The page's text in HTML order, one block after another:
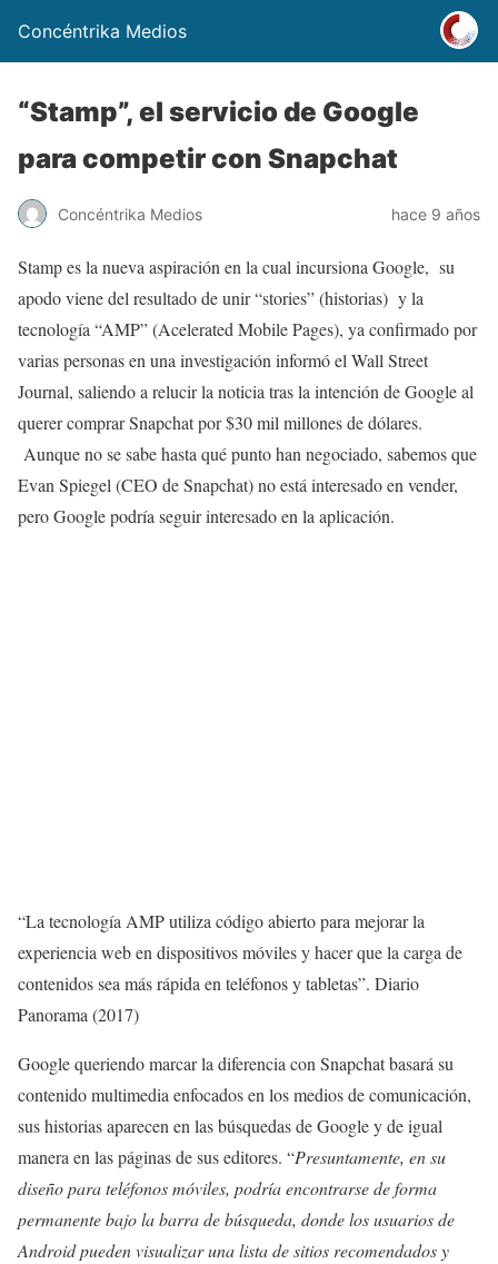
Concéntrika Medios
“Stamp”, el servicio de Google
para competir con Snapchat
Concéntrika Medios hace 9 años
Stamp es la nueva aspiración en la cual incursiona Google, su
apodo viene del resultado de unir “stories” (historias) y la
tecnología “AMP” (Acelerated Mobile Pages), ya confirmado por
varias personas en una investigación informó el Wall Street
Journal, saliendo a relucir la noticia tras la intención de Google al
querer comprar Snapchat por $30 mil millones de dólares.
Aunque no se sabe hasta qué punto han negociado, sabemos que
Evan Spiegel (CEO de Snapchat) no está interesado en vender,
pero Google podría seguir interesado en la aplicación.
“La tecnología AMP utiliza código abierto para mejorar la
experiencia web en dispositivos móviles y hacer que la carga de
contenidos sea más rápida en teléfonos y tabletas”. Diario
Panorama (2017)
Google queriendo marcar la diferencia con Snapchat basará su
contenido multimedia enfocados en los medios de comunicación,
sus historias aparecen en las búsquedas de Google y de igual
manera en las páginas de sus editores. “Presuntamente, en su
diseño para teléfonos móviles, podría encontrarse de forma
permanente bajo la barra de búsqueda, donde los usuarios de
Android pueden visualizar una lista de sitios recomendados y